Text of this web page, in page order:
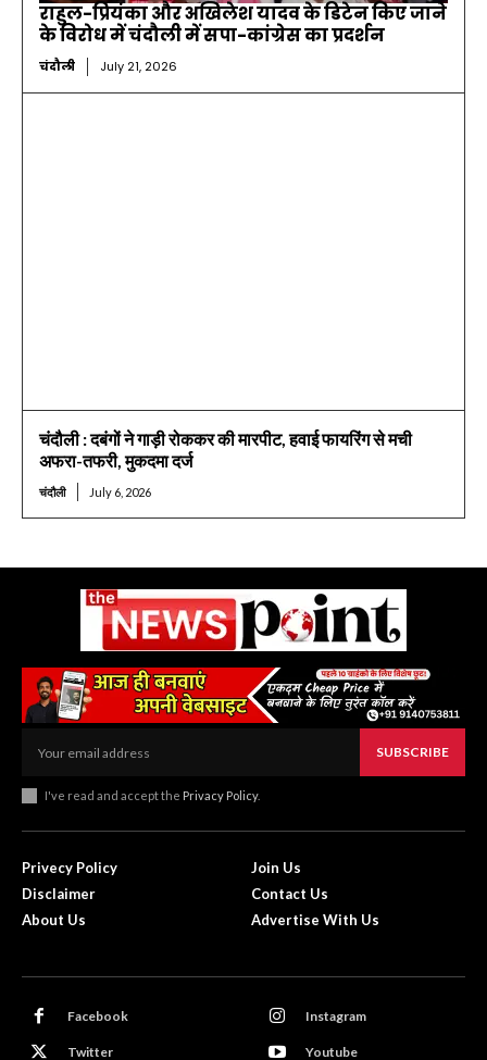
राहुल-प्रियंका और अखिलेश यादव के डिटेन किए जाने
के विरोध में चंदौली में सपा-कांग्रेस का प्रदर्शन
चंदौली July 21, 2026
चंदौली : दबंगों ने गाड़ी रोककर की मारपीट, हवाई फायरिंग से मची
अफरा-तफरी, मुकदमा दर्ज
चंदौली July 6, 2026
SUBSCRIBE
I've read and accept the Privacy Policy.
Privecy Policy
Disclaimer
About Us
Join Us
Contact Us
Advertise With Us
Facebook Instagram
Twitter Youtube